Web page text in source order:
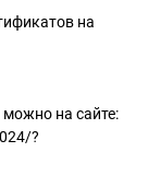
на
на сайте:
?